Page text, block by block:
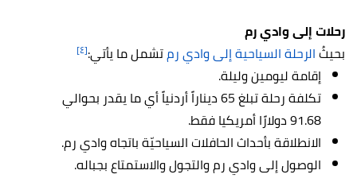
رحلات إلى وادي رم
بحيثُالرحلة السياحية إلى وادي رمتشمل ما يأتي:[٤]
إقامة ليومين وليلة.
تكلفة رحلة تبلغ 65 ديناراً أردنياً أي ما يقدر بحوالي
91.68 دولارًا أمريكيا فقط.
الانطلاقة بأحداث الحافلات السياحيّة باتجاه وادي رم.
الوصول إلى وادي رم والتجول والاستمتاع بجباله.